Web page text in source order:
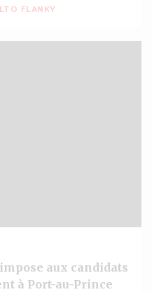
FLANKY
aux candidats
à Port-au-Prince